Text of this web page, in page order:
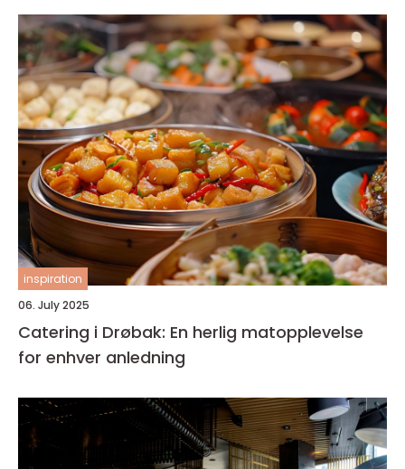
inspiration
06. July 2025
Catering i Drøbak: En herlig matopplevelse
for enhver anledning